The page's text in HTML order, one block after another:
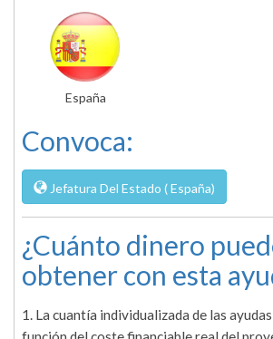
España
Convoca:
Jefatura Del Estado ( España)
¿Cuánto dinero
obtener con esta
1. La cuantía individualizada de las